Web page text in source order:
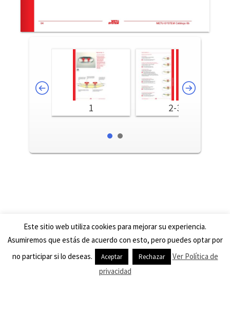
1 2-3
METU SYSTEM IBÉRICA, S.A
– Todos los derechos
reservados
– Diseñado con el
Este sitio web utiliza cookies para mejorar su experiencia.
Asumiremos que estás de acuerdo con esto, pero puedes optar por
no participar si lo deseas.
Aceptar Rechazar
Ver Política de
privacidad